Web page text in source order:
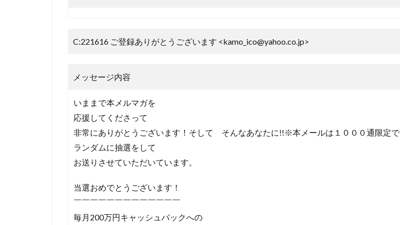
C:221616 ご登録ありがとうございます <kamo_ico@yahoo.co.jp>
メッセージ内容
いままで本メルマガを
応援してくださって
非常にありがとうございます！そして そんなあなたに!!※本メールは１０００通限定で
ランダムに抽選をして
お送りさせていただいています。
当選おめでとうございます！
￣￣￣￣￣￣￣￣￣￣￣￣￣
毎月200万円キャッシュバックへの